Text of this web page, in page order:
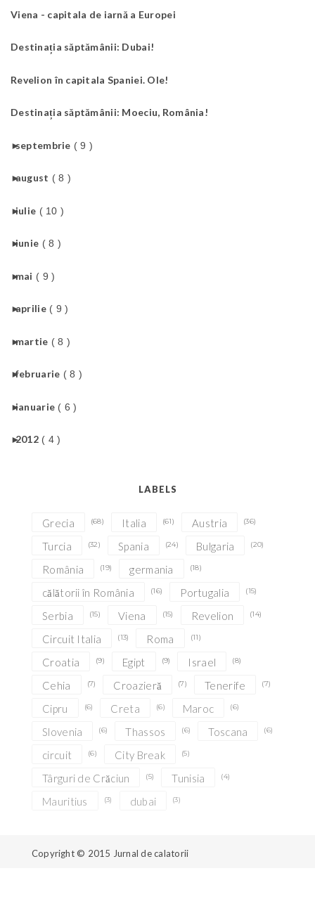
Viena - capitala de iarnă a Europei
Destinația săptămânii: Dubai!
Revelion în capitala Spaniei. Ole!
Destinația săptămânii: Moeciu, România!
►
septembrie ( 9 )
►
august ( 8 )
►
iulie ( 10 )
►
iunie ( 8 )
►
mai ( 9 )
►
aprilie ( 9 )
►
martie ( 8 )
►
februarie ( 8 )
►
ianuarie ( 6 )
►
2012 ( 4 )
LABELS
Grecia (68) Italia (61) Austria (36)
Turcia (32) Spania (24) Bulgaria (20)
România (19) germania (18)
călătorii în România (16) Portugalia (15)
Serbia (15) Viena (15) Revelion (14)
Circuit Italia (13) Roma (11)
Croatia (9) Egipt (9) Israel (8)
Cehia (7) Croazieră (7) Tenerife (7)
Cipru (6) Creta (6) Maroc (6)
Slovenia (6) Thassos (6) Toscana (6)
circuit (6) City Break (5)
Târguri de Crăciun (5) Tunisia (4)
Mauritius (3) dubai (3)
Copyright © 2015 Jurnal de calatorii